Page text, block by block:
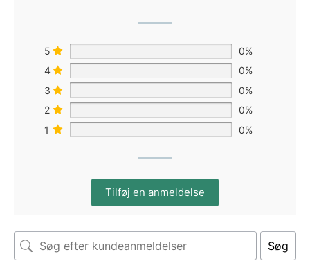
5
0%
4
0%
3
0%
2
0%
1
0%
Tilføj en anmeldelse
Søg